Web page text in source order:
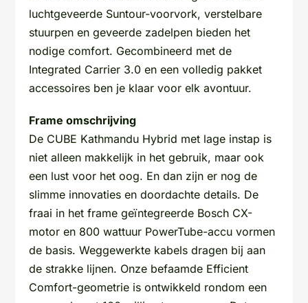
luchtgeveerde Suntour-voorvork, verstelbare
stuurpen en geveerde zadelpen bieden het
nodige comfort. Gecombineerd met de
Integrated Carrier 3.0 en een volledig pakket
accessoires ben je klaar voor elk avontuur.
Frame omschrijving
De CUBE Kathmandu Hybrid met lage instap is
niet alleen makkelijk in het gebruik, maar ook
een lust voor het oog. En dan zijn er nog de
slimme innovaties en doordachte details. De
fraai in het frame geïntegreerde Bosch CX-
motor en 800 wattuur PowerTube-accu vormen
de basis. Weggewerkte kabels dragen bij aan
de strakke lijnen. Onze befaamde Efficient
Comfort-geometrie is ontwikkeld rondom een